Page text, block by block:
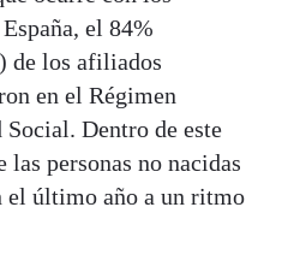
el 84%
de los afiliados
en el Régimen
Dentro de este
personas no nacidas
el último año a un ritmo